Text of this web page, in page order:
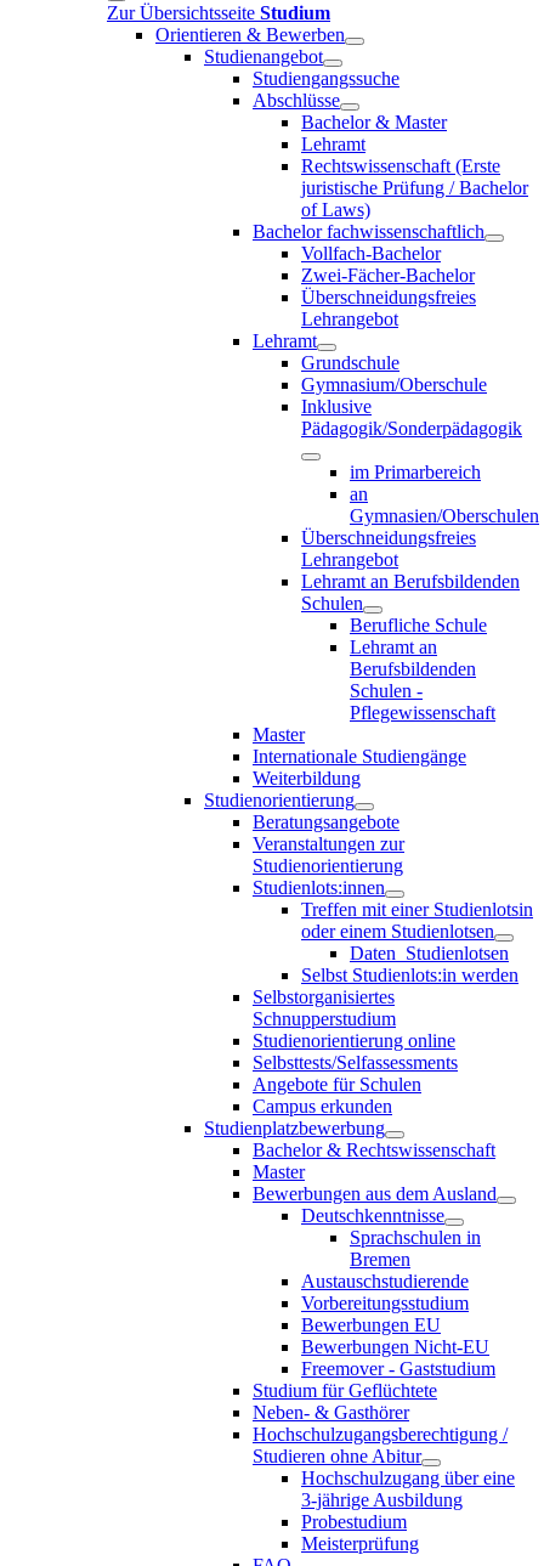
Zur Übersichtsseite Studium
Orientieren & Bewerben
Studienangebot
Studiengangssuche
Abschlüsse
Bachelor & Master
Lehramt
Rechtswissenschaft (Erste
juristische Prüfung / Bachelor
of Laws)
Bachelor fachwissenschaftlich
Vollfach-Bachelor
Zwei-Fächer-Bachelor
Überschneidungsfreies
Lehrangebot
Lehramt
Grundschule
Gymnasium/Oberschule
Inklusive
Pädagogik/Sonderpädagogik
im Primarbereich
an
Gymnasien/Oberschulen
Überschneidungsfreies
Lehrangebot
Lehramt an Berufsbildenden
Schulen
Berufliche Schule
Lehramt an
Berufsbildenden
Schulen -
Pflegewissenschaft
Master
Internationale Studiengänge
Weiterbildung
Studienorientierung
Beratungsangebote
Veranstaltungen zur
Studienorientierung
Studienlots:innen
Treffen mit einer Studienlotsin
oder einem Studienlotsen
Daten_Studienlotsen
Selbst Studienlots:in werden
Selbstorganisiertes
Schnupperstudium
Studienorientierung online
Selbsttests/Selfassessments
Angebote für Schulen
Campus erkunden
Studienplatzbewerbung
Bachelor & Rechtswissenschaft
Master
Bewerbungen aus dem Ausland
Deutschkenntnisse
Sprachschulen in
Bremen
Austauschstudierende
Vorbereitungsstudium
Bewerbungen EU
Bewerbungen Nicht-EU
Freemover - Gaststudium
Studium für Geflüchtete
Neben- & Gasthörer
Hochschulzugangsberechtigung /
Studieren ohne Abitur
Hochschulzugang über eine
3-jährige Ausbildung
Probestudium
Meisterprüfung